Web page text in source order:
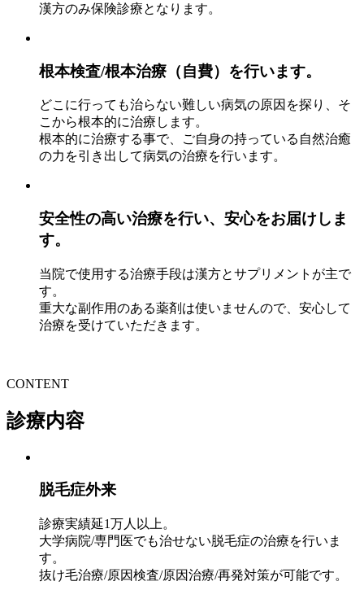
漢方のみ保険診療となります。
根本検査/根本治療（自費）を行います。
どこに行っても治らない難しい病気の原因を探り、そ
こから根本的に治療します。
根本的に治療する事で、ご自身の持っている自然治癒
の力を引き出して病気の治療を行います。
安全性の高い治療を行い、安心をお届けしま
す。
当院で使用する治療手段は漢方とサプリメントが主で
す。
重大な副作用のある薬剤は使いませんので、安心して
治療を受けていただきます。
CONTENT
診療内容
脱毛症外来
診療実績延1万人以上。
大学病院/専門医でも治せない脱毛症の治療を行いま
す。
抜け毛治療/原因検査/原因治療/再発対策が可能です。